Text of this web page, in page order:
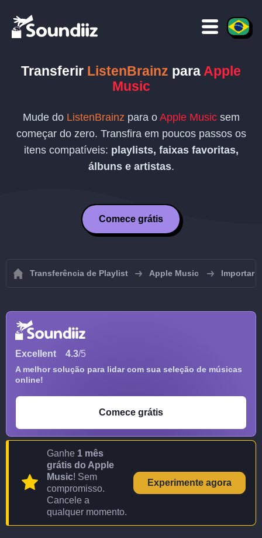
Transferir ListenBrainz para Apple
Music
Mude do ListenBrainz para o Apple Musicsem
começar do zero. Transfira em poucos passos os
itens compatíveis: playlists, faixas favoritas,
álbuns e artistas.
Comece grátis
Transferência de Playlist Apple Music Importar
Excellent 4.3/5
A melhor solução para lidar com sua seleção de músicas
online!
Comece grátis
Ganhe 1 mês
grátis do Apple
Music! Sem
compromisso.
Cancele a
qualquer momento.
Experimente agora